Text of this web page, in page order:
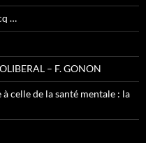
…
– F. GONON
celle de la santé mentale : la